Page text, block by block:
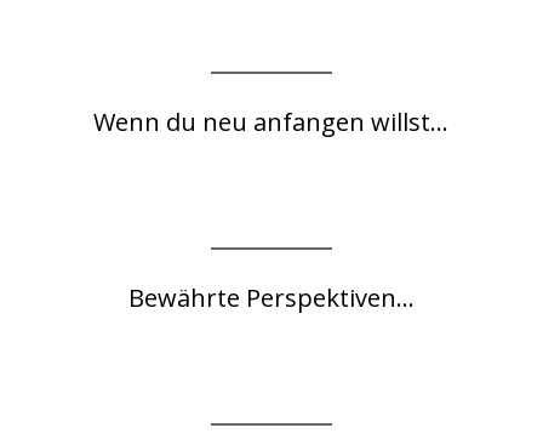
Wenn du neu anfangen willst...
Bewährte Perspektiven...